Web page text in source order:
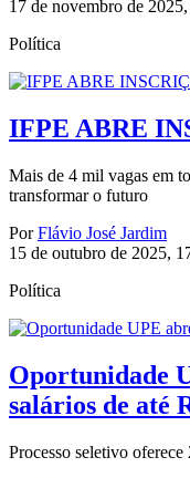
17 de novembro de
Política
IFPE ABRE
Mais de 4 mil vagas em
transformar o futuro
PorFlávio José Jardim
15 de outubro de 2025,
Política
Oportunidade
salários de até
Processo seletivo oferece